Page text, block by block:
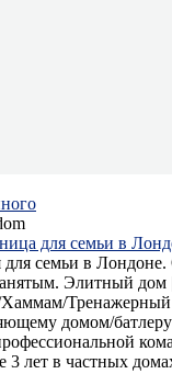
для семьи в
для семьи в
Элитный дом
Тренажерный
домом/батлеру
3 лет в частных